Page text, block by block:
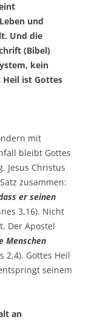
und
Und die
(Bibel)
kein
Heil ist Gottes
mit
bleibt Gottes
Jesus Christus
zusammen:
er seinen
3,16). Nicht
Der Apostel
Menschen
2,4). Gottes Heil
seinem
an